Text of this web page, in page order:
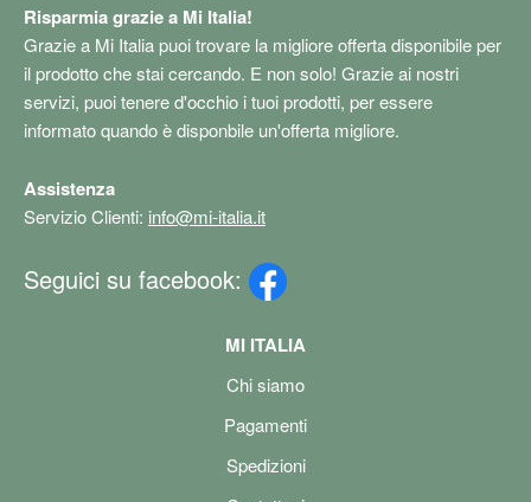
Risparmia grazie a Mi Italia!
Grazie a Mi Italia puoi trovare la migliore offerta disponibile per
il prodotto che stai cercando. E non solo! Grazie ai nostri
servizi, puoi tenere d'occhio i tuoi prodotti, per essere
informato quando è disponbile un'offerta migliore.
Assistenza
Servizio Clienti: info@mi-italia.it
Seguici su facebook:
MI ITALIA
Chi siamo
Pagamenti
Spedizioni